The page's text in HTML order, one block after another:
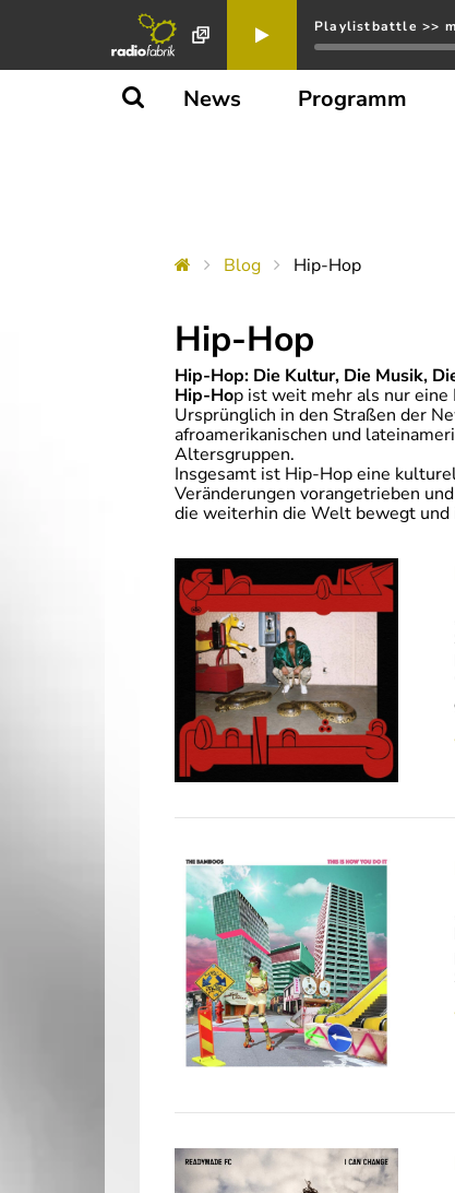
Playlistbattle >>
News Programm
Blog Hip-Hop
Hip-Hop
Hip-Hop: Die Kultur, Die Musik,
Hip-Hop ist weit mehr als nur
Ursprünglich in den Straßen der
afroamerikanischen und
Altersgruppen.
Insgesamt ist Hip-Hop eine
Veränderungen vorangetrieben
die weiterhin die Welt bewegt und